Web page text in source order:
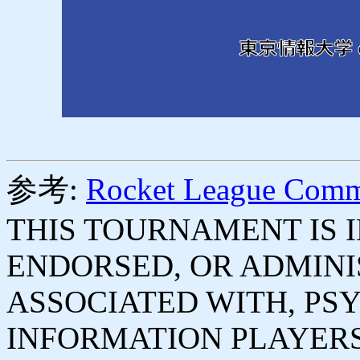
参考: Rocket League
THIS TOURNAMENT IS
ENDORSED, OR
ASSOCIATED WITH,
INFORMATION